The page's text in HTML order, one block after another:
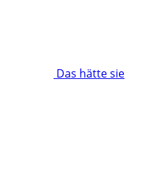
Das hätte sie